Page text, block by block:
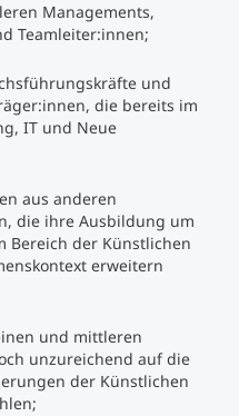
Managements,
Teamleiter:innen;
und
die bereits im
IT und Neue
aus anderen
die ihre Ausbildung um
Bereich der Künstlichen
erweitern
und mittleren
unzureichend auf die
der Künstlichen